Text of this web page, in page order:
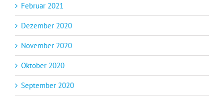
Februar 2021
Dezember 2020
November 2020
Oktober 2020
September 2020